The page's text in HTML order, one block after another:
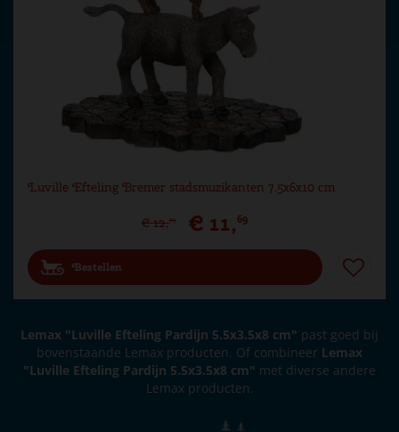
Luville Efteling Bremer stadsmuzikanten 7.5x6x10 cm
€ 12,99 € 11,69
Bestellen
Lemax "Luville Efteling Pardijn 5.5x3.5x8 cm" past goed bij
bovenstaande Lemax producten. Of combineer Lemax
"Luville Efteling Pardijn 5.5x3.5x8 cm" met diverse andere
Lemax producten.